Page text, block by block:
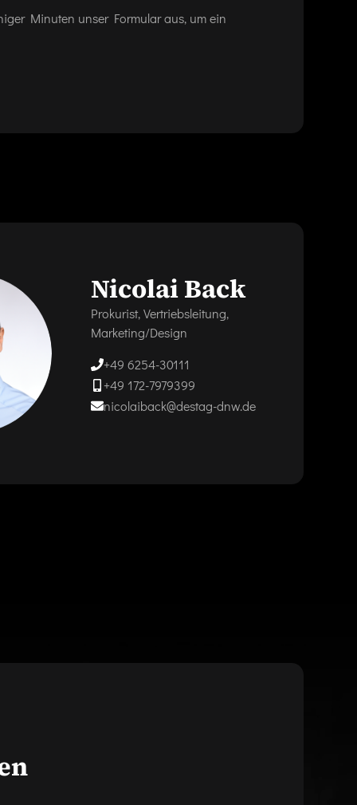
Minuten unser Formular aus, um ein
Nicolai Back
Prokurist, Vertriebsleitung,
Marketing/Design
+49 6254-30111
+49 172-7979399
nicolaiback@destag-dnw.de